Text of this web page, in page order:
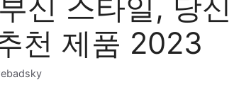
신 스타일, 당신
천 제품 2023